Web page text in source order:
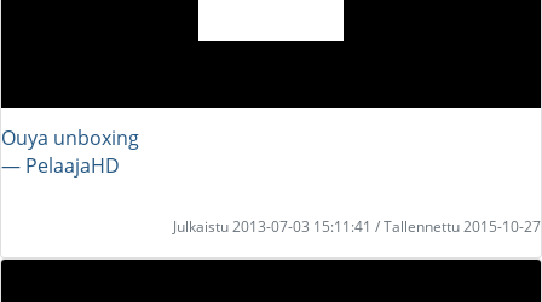
Ouya unboxing
― PelaajaHD
Julkaistu 2013-07-03 15:11:41 / Tallennettu 2015-10-27